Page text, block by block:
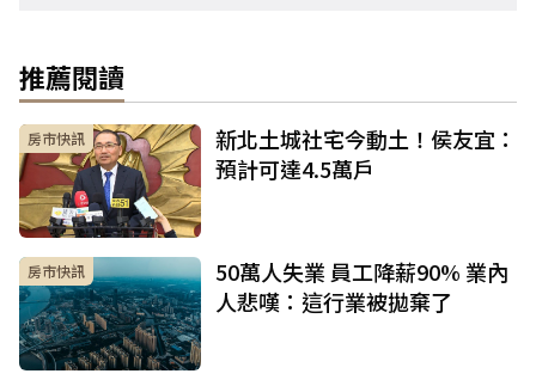
推薦閱讀
房市快訊
新北土城社宅今動土！侯友宜：
預計可達4.5萬戶
房市快訊
50萬人失業 員工降薪90% 業內
人悲嘆：這行業被拋棄了